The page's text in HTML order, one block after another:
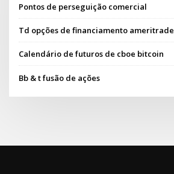
Pontos de perseguição comercial
Td opções de financiamento ameritrade
Calendário de futuros de cboe bitcoin
Bb & t fusão de ações